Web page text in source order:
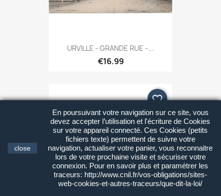
close
En poursuivant votre navigation sur ce site, vous
devez accepter l’utilisation et l'écriture de Cookies
sur votre appareil connecté. Ces Cookies (petits
fichiers texte) permettent de suivre votre
navigation, actualiser votre panier, vous reconnaitre
lors de votre prochaine visite et sécuriser votre
connexion. Pour en savoir plus et paramétrer les
traceurs: http://www.cnil.fr/vos-obligations/sites-
web-cookies-et-autres-traceurs/que-dit-la-loi/
URVILLE - GRANDE RUE -...
€16.99
favorite_border